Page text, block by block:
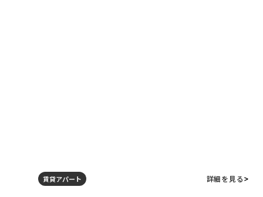
賃貸アパート 詳細を見る